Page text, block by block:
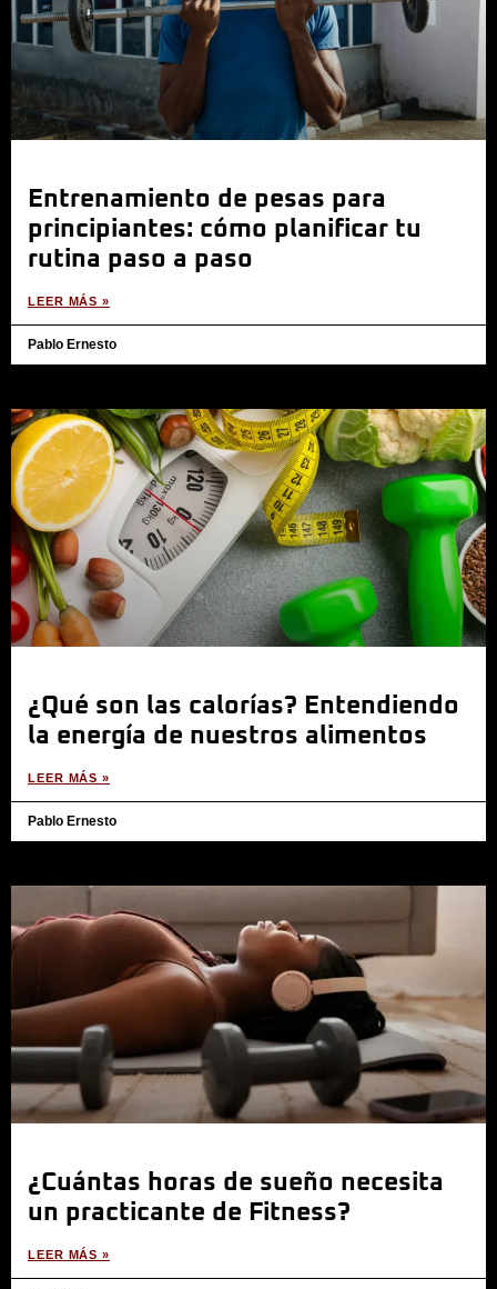
Entrenamiento de pesas para
principiantes: cómo planificar tu
rutina paso a paso
LEER MÁS »
Pablo Ernesto
¿Qué son las calorías? Entendiendo
la energía de nuestros alimentos
LEER MÁS »
Pablo Ernesto
¿Cuántas horas de sueño necesita
un practicante de Fitness?
LEER MÁS »